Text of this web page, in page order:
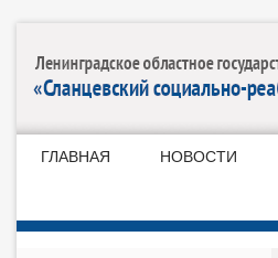
ГЛАВНАЯ НОВОСТИ